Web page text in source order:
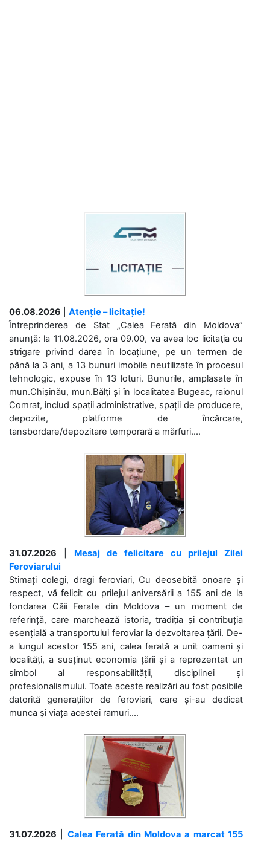
06.08.2026
Atenție – licitație!
Întreprinderea de Stat „Calea Ferată din Moldova”
anunță: la 11.08.2026, ora 09.00, va avea loc licitaţia cu
strigare privind darea în locațiune, pe un termen de
până la 3 ani, a 13 bunuri imobile neutilizate în procesul
tehnologic, expuse în 13 loturi. Bunurile, amplasate în
mun.Chișinău, mun.Bălți și în localitatea Bugeac, raionul
Comrat, includ spații administrative, spații de producere,
depozite, platforme de încărcare,
tansbordare/depozitare temporară a mărfuri....
31.07.2026
Mesaj de felicitare cu prilejul Zilei
Feroviarului
Stimați colegi, dragi feroviari, Cu deosebită onoare și
respect, vă felicit cu prilejul aniversării a 155 ani de la
fondarea Căii Ferate din Moldova – un moment de
referință, care marchează istoria, tradiția și contribuția
esențială a transportului feroviar la dezvoltarea țării. De-
a lungul acestor 155 ani, calea ferată a unit oameni și
localități, a susținut economia țării și a reprezentat un
simbol al responsabilității, disciplinei și
profesionalismului. Toate aceste realizări au fost posibile
datorită generațiilor de feroviari, care și-au dedicat
munca și viața acestei ramuri....
31.07.2026
Calea Ferată din Moldova a marcat 155